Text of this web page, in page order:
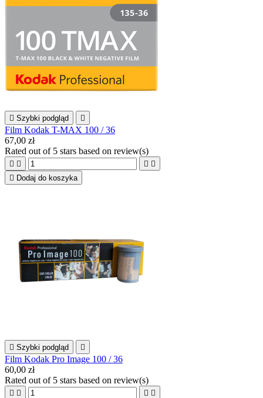
 Szybki podgląd 
Film Kodak T-MAX 100 / 36
67,00 zł
Rated out of 5 stars based on review(s)
   
 Dodaj do koszyka
 Szybki podgląd 
Film Kodak Pro Image 100 / 36
60,00 zł
Rated out of 5 stars based on review(s)
   